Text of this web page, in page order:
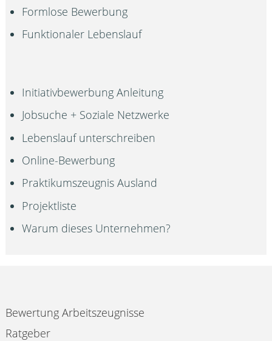
Formlose Bewerbung
Funktionaler Lebenslauf
Initiativbewerbung Anleitung
Jobsuche + Soziale Netzwerke
Lebenslauf unterschreiben
Online-Bewerbung
Praktikumszeugnis Ausland
Projektliste
Warum dieses Unternehmen?
Bewertung Arbeitszeugnisse
Ratgeber